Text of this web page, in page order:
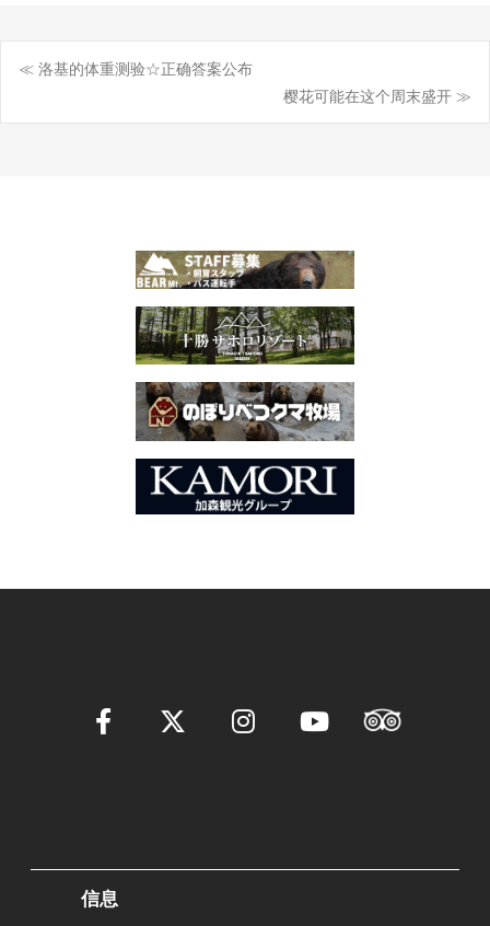
Post
≪ 洛基的体重测验☆正确答案公布
樱花可能在这个周末盛开 ≫
信息